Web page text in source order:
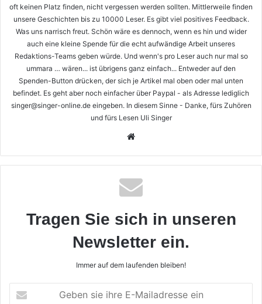
oft keinen Platz finden, nicht vergessen werden sollten. Mittlerweile finden
unsere Geschichten bis zu 10000 Leser. Es gibt viel positives Feedback.
Was uns narrisch freut. Schön wäre es dennoch, wenn es hin und wider
auch eine kleine Spende für die echt aufwändige Arbeit unseres
Redaktions-Teams geben würde. Und wenn's pro Leser auch nur mal so
ummara … wären... ist übrigens ganz einfach... Entweder auf den
Spenden-Button drücken, der sich je Artikel mal oben oder mal unten
befindet. Es geht aber noch einfacher über Paypal - als Adresse lediglich
singer@singer-online.de eingeben. In diesem Sinne - Danke, fürs Zuhören
und fürs Lesen Uli Singer
Tragen Sie sich in unseren
Newsletter ein.
Immer auf dem laufenden bleiben!
sie